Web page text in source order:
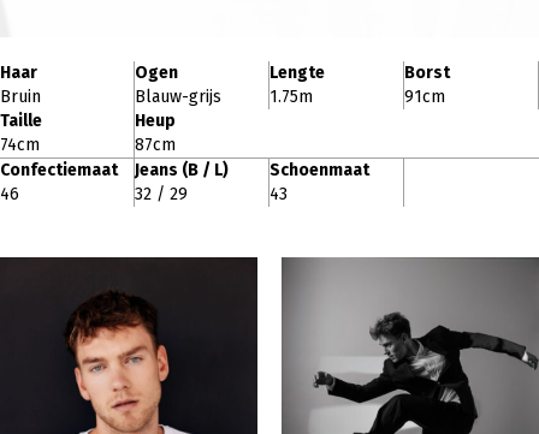
Haar
Bruin
Ogen
Blauw-grijs
Lengte
1.75m
Borst
91cm
Taille
74cm
Heup
87cm
Confectiemaat
46
Jeans (B / L)
32 / 29
Schoenmaat
43